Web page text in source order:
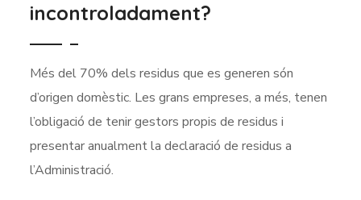
incontroladament?
Més del 70% dels residus que es generen són
d’origen domèstic. Les grans empreses, a més, tenen
l’obligació de tenir gestors propis de residus i
presentar anualment la declaració de residus a
l’Administració.